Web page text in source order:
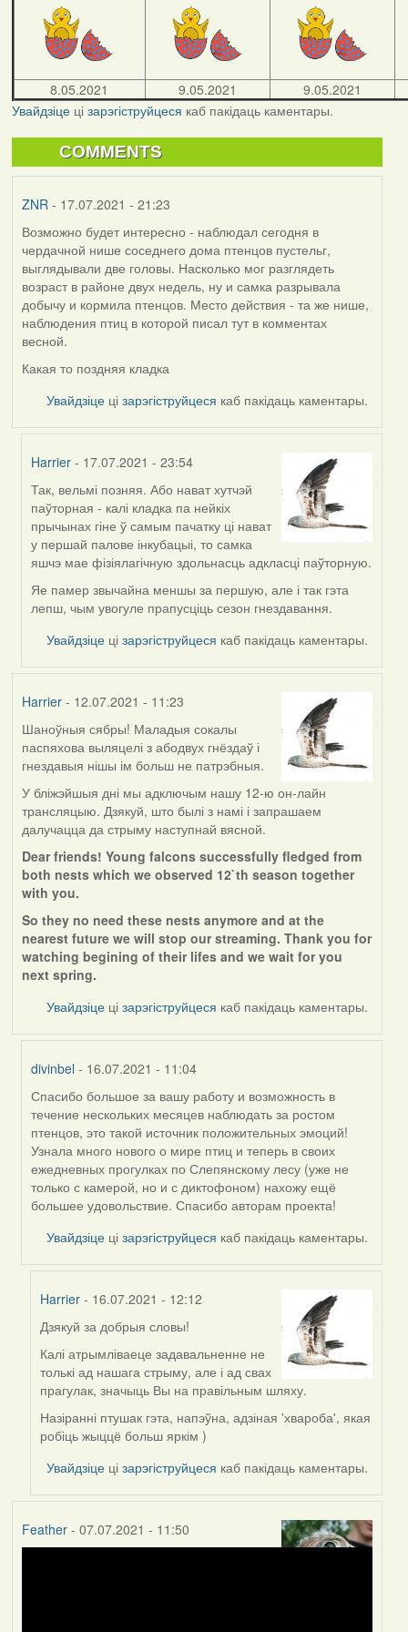
8.05.2021 9.05.2021
9.05.2021
Увайдзіцеці зарэгіструйцеся каб пакідаць каментары.
COMMENTS
ZNR - 17.07.2021 - 21:23
Возможно будет интересно - наблюдал сегодня в
чердачной нише соседнего дома птенцов пустельг,
выглядывали две головы. Насколько мог разглядеть
возраст в районе двух недель, ну и самка разрывала
добычу и кормила птенцов. Место действия - та же нише,
наблюдения птиц в которой писал тут в комментах
весной.
Какая то поздняя кладка
Увайдзіце цізарэгіструйцеся каб пакідаць каментары.
Harrier - 17.07.2021 - 23:54
In
reply
to
by
ZNR
Так, вельмі позняя. Або нават хутчэй
паўторная - калі кладка па нейкіх
прычынах гіне ў самым пачатку ці нават
у першай палове інкубацыі, то самка
яшчэ мае фізіялагічную здольнасць адкласці паўторную.
Яе памер звычайна меншы за першую, але і так гэта
лепш, чым увогуле прапусціць сезон гнездавання.
Увайдзіце цізарэгіструйцеся каб пакідаць каментары.
Harrier- 12.07.2021 - 11:23
Шаноўныя сябры! Маладыя сокалы
паспяхова выляцелі з абодвух гнёздаў і
гнездавыя нішы ім больш не патрэбныя.
У бліжэйшыя дні мы адключым нашу 12-ю он-лайн
трансляцыю. Дзякуй, што былі з намі і запрашаем
далучацца да стрыму наступнай вясной.
Dear friends! Young falcons successfully fledged from
both nests which we observed 12`th season together
with you.
So they no need these nests anymore and at the
nearest future we will stop our streaming. Thank you for
watching begining of their lifes and we wait for you
next spring.
Увайдзіце цізарэгіструйцеся каб пакідаць каментары.
divinbel - 16.07.2021 - 11:04
In
reply
to
by
Harrier
Спасибо большое за вашу работу и возможность в
течение нескольких месяцев наблюдать за ростом
птенцов, это такой источник положительных эмоций!
Узнала много нового о мире птиц и теперь в своих
ежедневных прогулках по Слепянскому лесу (уже не
только с камерой, но и с диктофоном) нахожу ещё
большее удовольствие. Спасибо авторам проекта!
Увайдзіце цізарэгіструйцеся каб пакідаць каментары.
Harrier - 16.07.2021 - 12:12
In
reply
to
by
Дзякуй за добрыя словы!
Калі атрымліваеце задавальненне не
толькі ад нашага стрыму, але і ад свах
прагулак, значыць Вы на правільным шляху.
Назіранні птушак гэта, напэўна, адзіная 'хвароба', якая
робіць жыццё больш яркім )
Увайдзіце цізарэгіструйцеся каб пакідаць каментары.
Feather- 07.07.2021 - 11:50